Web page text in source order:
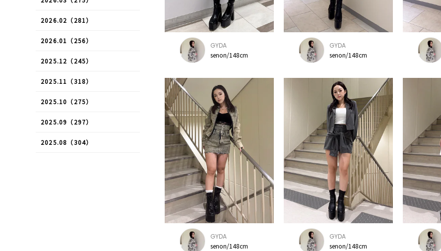
GYDA
senon/148cm
GYDA
senon/148cm
GYDA
senon/148cm
GYDA
senon/148cm
2026.02（281）
2026.01（256）
2025.12（245）
2025.11（318）
2025.10（275）
2025.09（297）
2025.08（304）